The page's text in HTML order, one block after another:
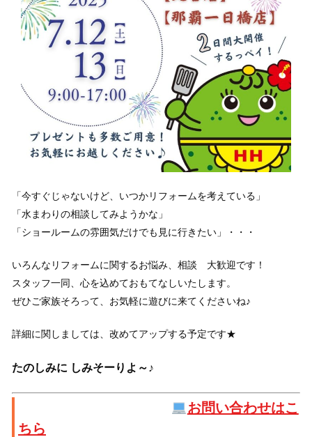
「今すぐじゃないけど、いつかリフォームを考えている」
「水まわりの相談してみようかな」
「ショールームの雰囲気だけでも見に行きたい」・・・
いろんなリフォームに関するお悩み、相談 大歓迎です！
スタッフ一同、心を込めておもてなしいたします。
ぜひご家族そろって、お気軽に遊びに来てくださいね♪
詳細に関しましては、改めてアップする予定です★
たのしみに しみそーりよ～♪
お問い合わせはこ
ちら